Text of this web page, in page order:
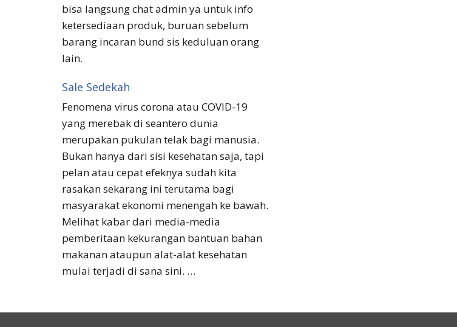
bisa langsung chat admin ya untuk info
ketersediaan produk, buruan sebelum
barang incaran bund sis keduluan orang
lain.
Sale Sedekah
Fenomena virus corona atau COVID-19
yang merebak di seantero dunia
merupakan pukulan telak bagi manusia.
Bukan hanya dari sisi kesehatan saja, tapi
pelan atau cepat efeknya sudah kita
rasakan sekarang ini terutama bagi
masyarakat ekonomi menengah ke bawah.
Melihat kabar dari media-media
pemberitaan kekurangan bantuan bahan
makanan ataupun alat-alat kesehatan
mulai terjadi di sana sini. …